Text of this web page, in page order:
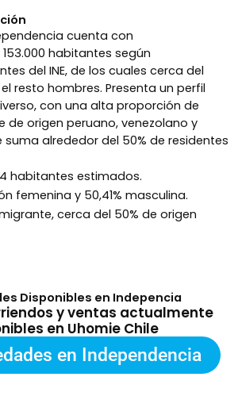
cuenta con
habitantes según
del INE, de los cuales cerca del
resto hombres. Presenta un perfil
con una alta proporción de
de origen peruano, venezolano y
alrededor del 50% de residentes
habitantes estimados.
femenina y 50,41% masculina.
cerca del 50% de origen
Disponibles en Indepencia
y ventas actualmente
en Uhomie Chile
en Independencia